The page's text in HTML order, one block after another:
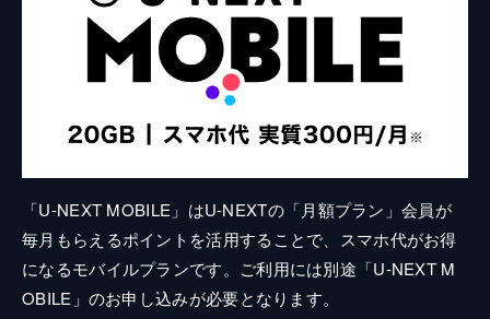
「U-NEXT MOBILE」はU-NEXTの「月額プラン」会員が
毎月もらえるポイントを活用することで、スマホ代がお得
になるモバイルプランです。ご利用には別途「U-NEXT M
OBILE」のお申し込みが必要となります。